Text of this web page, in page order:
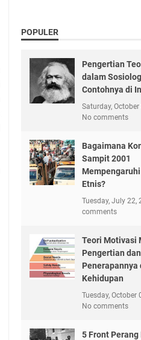
POPULER
Pengertian
dalam
Contohnya di
Saturday,
No comments
Bagaimana
Sampit 2001
Etnis?
Tuesday, July 22,
comments
Teori Motivasi
Pengertian dan
Penerapannya
Kehidupan
Tuesday, October
No comments
5 Front Perang